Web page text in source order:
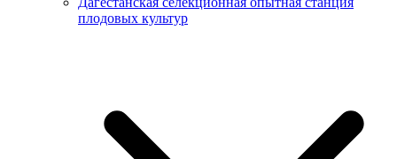
плодовых культур